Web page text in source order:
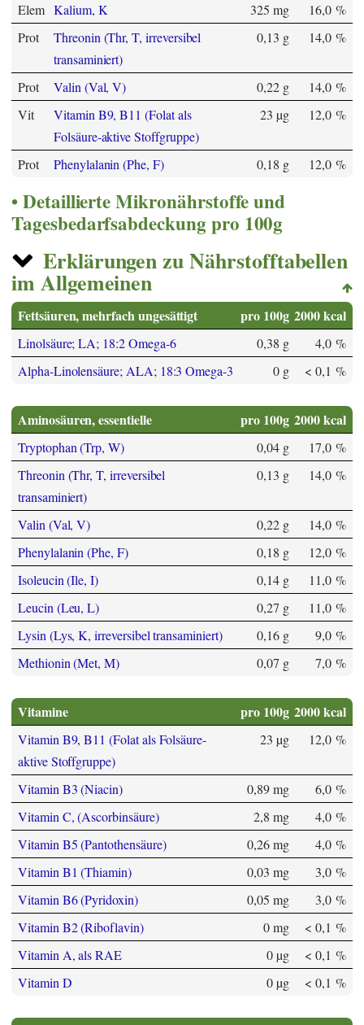
Elem Kalium, K 325 mg
16,0 %
Prot
Threonin (Thr, T, irreversibel
transaminiert)
0,13 g 14,0 %
Prot Valin (Val, V) 0,22 g
14,0 %
Vit
Vitamin B9, B11 (Folat als
Folsäure-aktive Stoffgruppe)
23 µg 12,0 %
Prot Phenylalanin (Phe, F) 0,18 g 12,0 %
Detaillierte Mikronährstoffe und
Tagesbedarfsabdeckung pro 100g
Erklärungen zu Nährstofftabellen
im Allgemeinen
Fettsäuren, mehrfach ungesättigt pro 100g 2000 kcal
Linolsäure; LA; 18:2 Omega-6 0,38 g
4,0 %
Alpha-Linolensäure; ALA; 18:3 Omega-3
0 g < 0,1 %
Aminosäuren, essentielle pro 100g 2000 kcal
Tryptophan (Trp, W) 0,04 g
17,0 %
Threonin (Thr, T, irreversibel
transaminiert)
0,13 g 14,0 %
Valin (Val, V) 0,22 g
14,0 %
Phenylalanin (Phe, F)
0,18 g
12,0 %
Isoleucin (Ile, I)
0,14 g
11,0 %
Leucin (Leu, L)
0,27 g
11,0 %
Lysin (Lys, K, irreversibel transaminiert)
0,16 g
9,0 %
Methionin (Met, M)
0,07 g 7,0 %
Vitamine pro 100g 2000 kcal
Vitamin B9, B11 (Folat als Folsäure-
aktive Stoffgruppe)
23 µg 12,0 %
Vitamin B3 (Niacin) 0,89 mg
6,0 %
Vitamin C, (Ascorbinsäure)
2,8 mg
4,0 %
Vitamin B5 (Pantothensäure)
0,26 mg
4,0 %
Vitamin B1 (Thiamin)
0,03 mg
3,0 %
Vitamin B6 (Pyridoxin)
0,05 mg
3,0 %
Vitamin B2 (Riboflavin)
0 mg
< 0,1 %
Vitamin A, als RAE
0 µg
< 0,1 %
Vitamin D
0 µg < 0,1 %